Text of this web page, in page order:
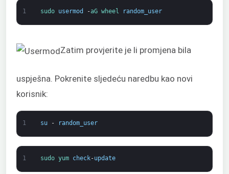
1 sudo usermod -aG wheel random_user
Zatim provjerite je li promjena bila
uspješna. Pokrenite sljedeću naredbu kao novi
korisnik:
1 su - random_user
1 sudo yum check-update